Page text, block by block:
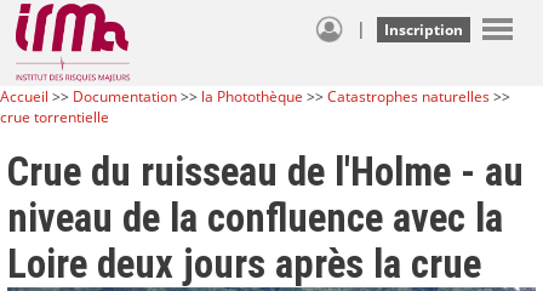
| Inscription
Accueil >> Documentation>> la Photothèque >>Catastrophes naturelles>>
crue torrentielle
Crue du ruisseau de l'Holme - au
niveau de la confluence avec la
Loire deux jours après la crue